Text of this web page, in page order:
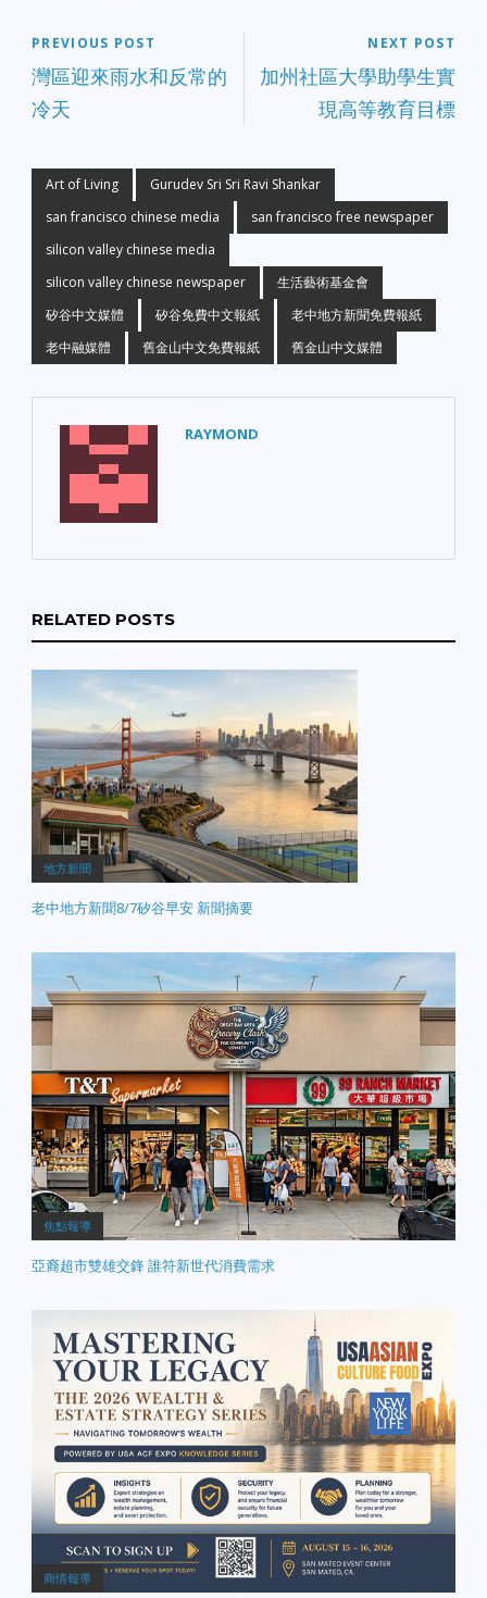
PREVIOUS POST
灣區迎來雨水和反常的
冷天
NEXT POST
加州社區大學助學生實
現高等教育目標
Art of Living
Gurudev Sri Sri Ravi Shankar
san francisco chinese media
san francisco free newspaper
silicon valley chinese media
silicon valley chinese newspaper
生活藝術基金會
矽谷中文媒體
矽谷免費中文報紙
老中地方新聞免費報紙
老中融媒體
舊金山中文免費報紙 舊金山中文媒體
RAYMOND
RELATED POSTS
地方新聞
老中地方新聞8/7矽谷早安 新聞摘要
焦點報導
亞裔超市雙雄交鋒 誰符新世代消費需求
商情報導